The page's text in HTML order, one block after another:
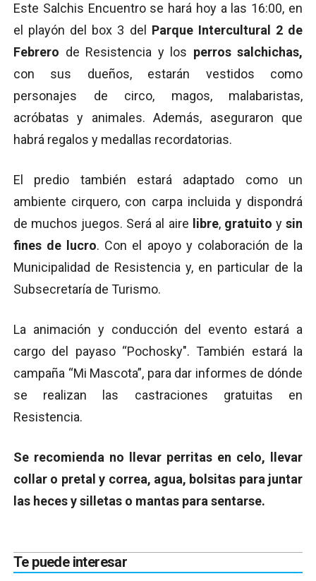
Este Salchis Encuentro se hará hoy a las 16:00, en
el playón del box 3 del Parque Intercultural 2 de
Febrero de Resistencia y los perros salchichas,
con sus dueños, estarán vestidos como
personajes de circo, magos, malabaristas,
acróbatas y animales. Además, aseguraron que
habrá regalos y medallas recordatorias.
El predio también estará adaptado como un
ambiente cirquero, con carpa incluida y dispondrá
de muchos juegos. Será al aire libre, gratuito ysin
fines de lucro. Con el apoyo y colaboración de la
Municipalidad de Resistencia y, en particular de la
Subsecretaría de Turismo.
La animación y conducción del evento estará a
cargo del payaso “Pochosky". También estará la
campaña “Mi Mascota”, para dar informes de dónde
se realizan las castraciones gratuitas en
Resistencia.
Se recomienda no llevar perritas en celo, llevar
collar o pretal y correa, agua, bolsitas para juntar
las heces y silletas o mantas para sentarse.
Te puede interesar